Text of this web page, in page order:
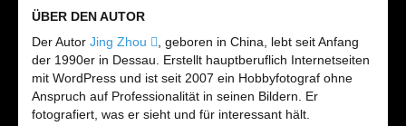
ÜBER DEN AUTOR
Der Autor Jing Zhou
, geboren in China, lebt seit Anfang
der 1990er in Dessau. Erstellt hauptberuflich Internetseiten
mit WordPress und ist seit 2007 ein Hobbyfotograf ohne
Anspruch auf Professionalität in seinen Bildern. Er
fotografiert, was er sieht und für interessant hält.